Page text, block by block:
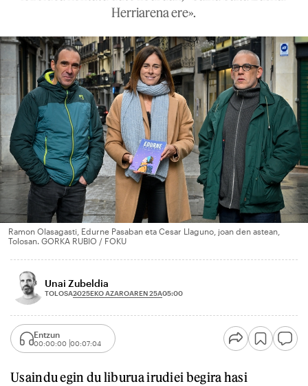
Herriarena ere».
Ramon Olasagasti, Edurne Pasaban eta Cesar Llaguno, joan den astean,
Tolosan. GORKA RUBIO / FOKU
Unai Zubeldia
TOLOSA2025EKO AZAROAREN 25A05:00
Entzun
00:00:00 00:07:04
Usaindu egin du liburua irudiei begira hasi